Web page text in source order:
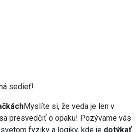
sedieť!
Myslíte si, že veda je len v
presvedčiť o opaku! Pozývame vás
fyziky a logiky, kde je dotýkať